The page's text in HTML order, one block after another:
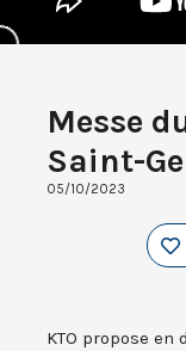
Messe
Saint-
05/10/2023
KTO propose